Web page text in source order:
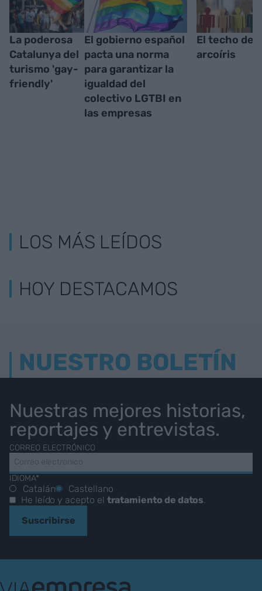
La poderosa
Catalunya del
turismo 'gay-
friendly'
El gobierno español
pacta una norma
para garantizar la
igualdad del
colectivo LGTBI en
las empresas
El techo de
arcoíris
LOS MÁS LEÍDOS
HOY DESTACAMOS
NUESTRO BOLETÍN
Nuestras mejores historias,
reportajes y entrevistas.
CORREO ELECTRÓNICO
IDIOMA*
Catalán
Castellano
He leído y acepto el tratamiento de datos
Suscribirse